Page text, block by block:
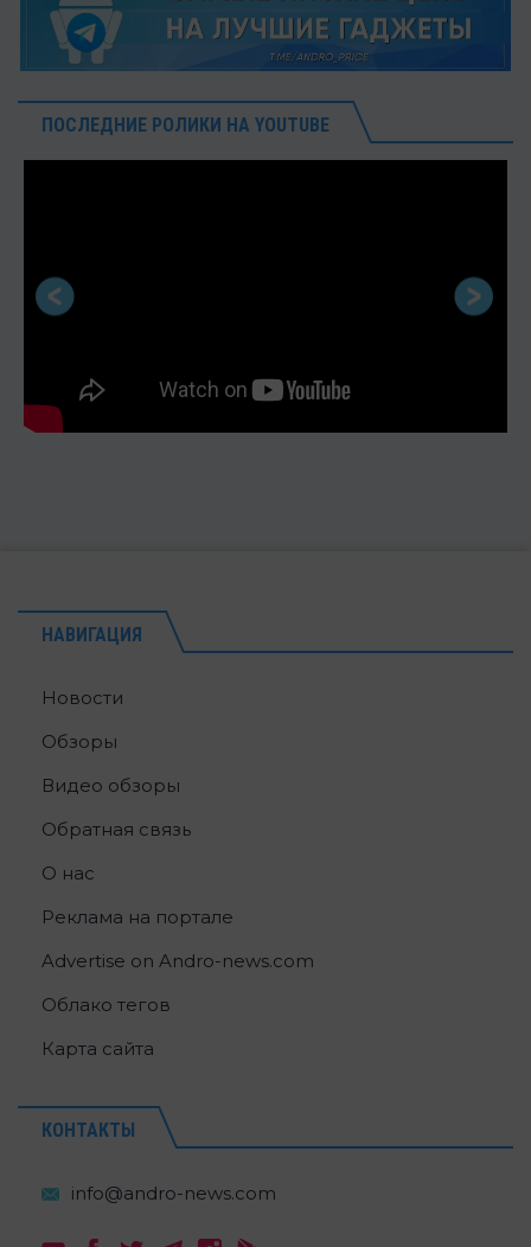
ПОСЛЕДНИЕ РОЛИКИ НА YOUTUBE
НАВИГАЦИЯ
Новости
Обзоры
Видео обзоры
Обратная связь
О нас
Реклама на портале
Advertise on Andro-news.com
Облако тегов
Карта сайта
КОНТАКТЫ